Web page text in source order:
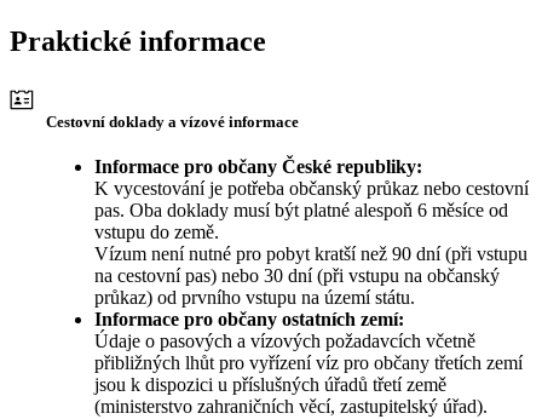
Praktické informace
Cestovní doklady a vízové informace
Informace pro občany České republiky:
K vycestování je potřeba občanský průkaz nebo cestovní
pas. Oba doklady musí být platné alespoň 6 měsíce od
vstupu do země.
Vízum není nutné pro pobyt kratší než 90 dní (při vstupu
na cestovní pas) nebo 30 dní (při vstupu na občanský
průkaz) od prvního vstupu na území státu.
Informace pro občany ostatních zemí:
Údaje o pasových a vízových požadavcích včetně
přibližných lhůt pro vyřízení víz pro občany třetích zemí
jsou k dispozici u příslušných úřadů třetí země
(ministerstvo zahraničních věcí, zastupitelský úřad).